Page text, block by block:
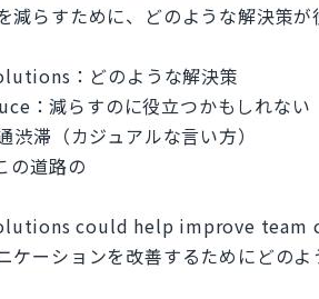
減らすために、どのような解決策が
：どのような解決策
：減らすのに役立つかもしれない
滞（カジュアルな言い方）
道路の
could help improve team
ケーションを改善するためにどの